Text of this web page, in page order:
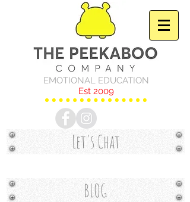
EMOTIONAL EDUCATION
Est 2009
Let's Chat
BLOG